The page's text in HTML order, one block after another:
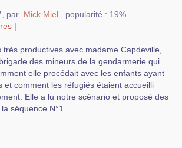
par Mick Miel
popularité : 19%
|
productives avec madame Capdeville,
des mineurs de la gendarmerie qui
elle procédait avec les enfants ayant
et comment les réfugiés étaient accueilli
Elle a lu notre scénario et proposé des
séquence N°1.